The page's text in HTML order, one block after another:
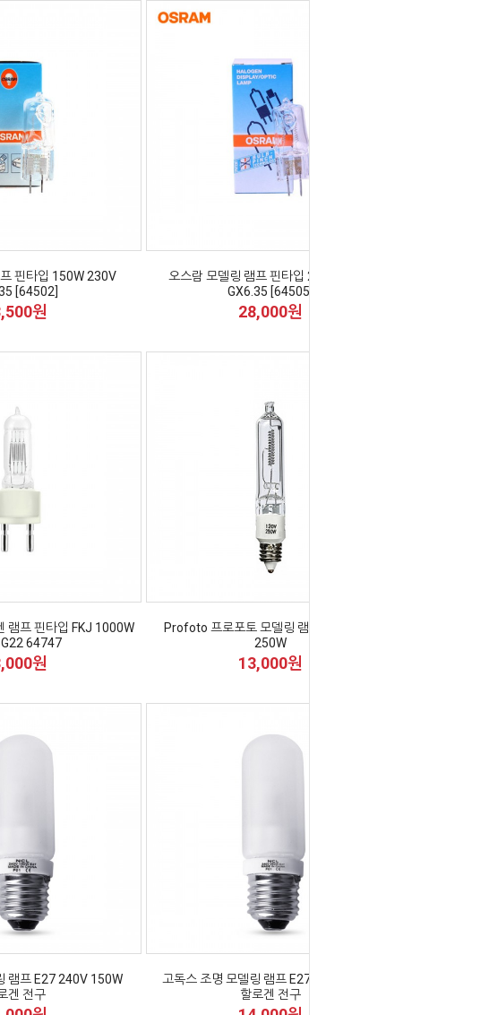
핀타입 150W 230V
[64502]
원
오스람 모델링 램프 핀타입 200W 230V
GX6.35 [64505]
28,000원
램프 핀타입 FKJ 1000W
64747
원
Profoto 프로포토 모델링 램프 E11 120V
250W
13,000원
램프 E27 240V 150W
겐 전구
고독스 조명 모델링 램프 E27 240V 250W
할로겐 전구